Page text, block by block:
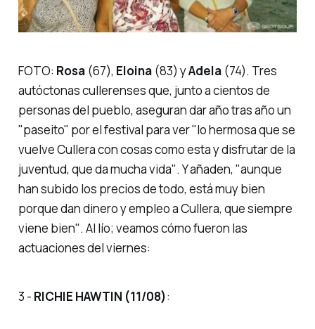
FOTO: Rosa(67), Eloina(83) yAdela(74). Tres
autóctonas cullerenses que, junto a cientos de
personas del pueblo, aseguran dar año tras año un
"paseito" por el festival para ver "lo hermosa que se
vuelve Cullera con cosas como esta y disfrutar de la
juventud, que da mucha vida". Y añaden, "aunque
han subido los precios de todo, está muy bien
porque dan dinero y empleo a Cullera, que siempre
viene bien". Al lío; veamos cómo fueron las
actuaciones del viernes:
3 - RICHIE HAWTIN (11/08):